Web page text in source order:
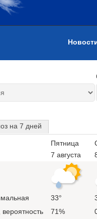
на 7 дней
Пятница
7 августа
33°
71%